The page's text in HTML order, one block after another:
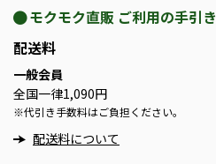
モクモク直販 ご利用の手引き
配送料
一般会員
全国一律1,090円
※代引き手数料はご負担ください。
配送料について